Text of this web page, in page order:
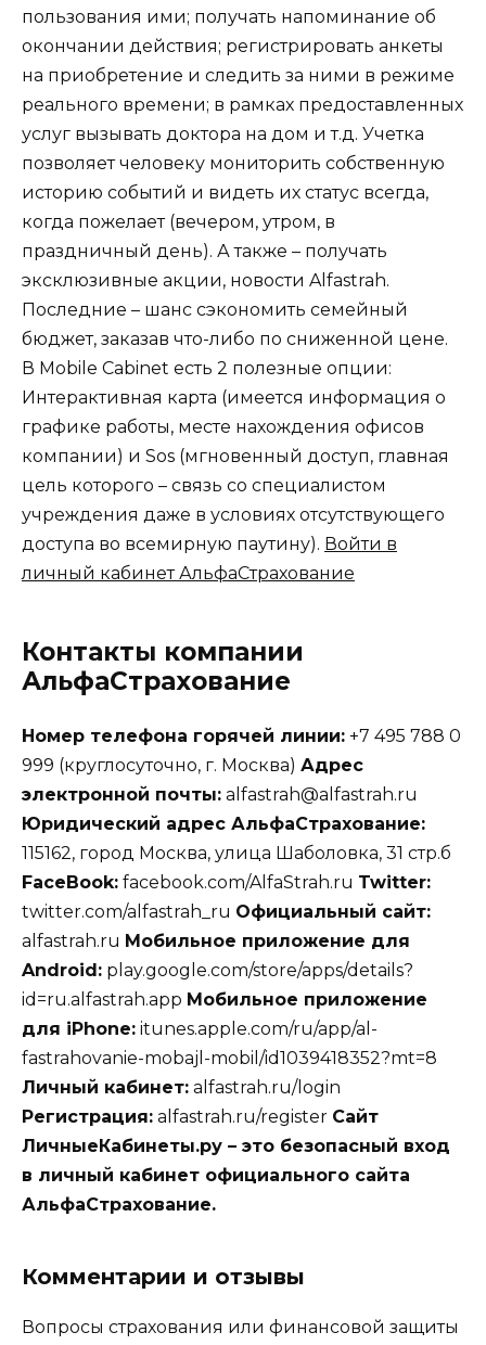
пользования ими; получать напоминание об
окончании действия; регистрировать анкеты
на приобретение и следить за ними в режиме
реального времени; в рамках предоставленных
услуг вызывать доктора на дом и т.д. Учетка
позволяет человеку мониторить собственную
историю событий и видеть их статус всегда,
когда пожелает (вечером, утром, в
праздничный день). А также – получать
эксклюзивные акции, новости Alfastrah.
Последние – шанс сэкономить семейный
бюджет, заказав что-либо по сниженной цене.
В Mobile Cabinet есть 2 полезные опции:
Интерактивная карта (имеется информация о
графике работы, месте нахождения офисов
компании) и Sos (мгновенный доступ, главная
цель которого – связь со специалистом
учреждения даже в условиях отсутствующего
доступа во всемирную паутину). Войти в
личный кабинет АльфаСтрахование
Контакты компании
АльфаСтрахование
Номер телефона горячей линии: +7 495 788 0
999 (круглосуточно, г. Москва) Адрес
электронной почты: alfastrah@alfastrah.ru
Юридический адрес АльфаСтрахование:
115162, город Москва, улица Шаболовка, 31 стр.б
FaceBook: facebook.com/AlfaStrah.ru Twitter:
twitter.com/alfastrah_ru Официальный сайт:
alfastrah.ru Мобильное приложение для
Android: play.google.com/store/apps/details?
id=ru.alfastrah.app Мобильное приложение
для iPhone: itunes.apple.com/ru/app/al-
fastrahovanie-mobajl-mobil/id1039418352?mt=8
Личный кабинет: alfastrah.ru/login
Регистрация: alfastrah.ru/register Сайт
ЛичныеКабинеты.ру – это безопасный вход
в личный кабинет официального сайта
АльфаСтрахование.
Комментарии и отзывы
Вопросы страхования или финансовой защиты